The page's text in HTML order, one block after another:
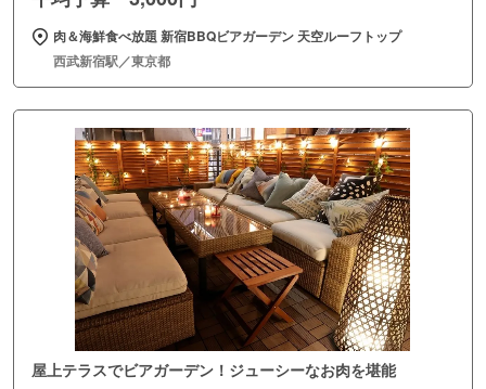
肉＆海鮮食べ放題 新宿BBQビアガーデン 天空ルーフトップ
西武新宿駅／東京都
屋上テラスでビアガーデン！ジューシーなお肉を堪能